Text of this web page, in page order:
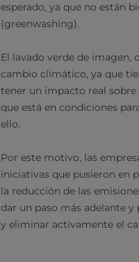
esperado, ya que no están
(greenwashing).
El lavado verde de imagen,
cambio climático, ya que
tener un impacto real
que está en condiciones
ello.
Por este motivo, las
iniciativas que pusieron en
la reducción de las
dar un paso más adelante
y eliminar activamente el